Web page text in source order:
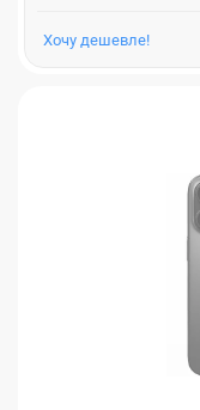
Хочу дешевле!